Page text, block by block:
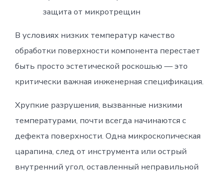
защита от микротрещин
В условиях низких температур качество
обработки поверхности компонента перестает
быть просто эстетической роскошью — это
критически важная инженерная спецификация.
Хрупкие разрушения, вызванные низкими
температурами, почти всегда начинаются с
дефекта поверхности. Одна микроскопическая
царапина, след от инструмента или острый
внутренний угол, оставленный неправильной